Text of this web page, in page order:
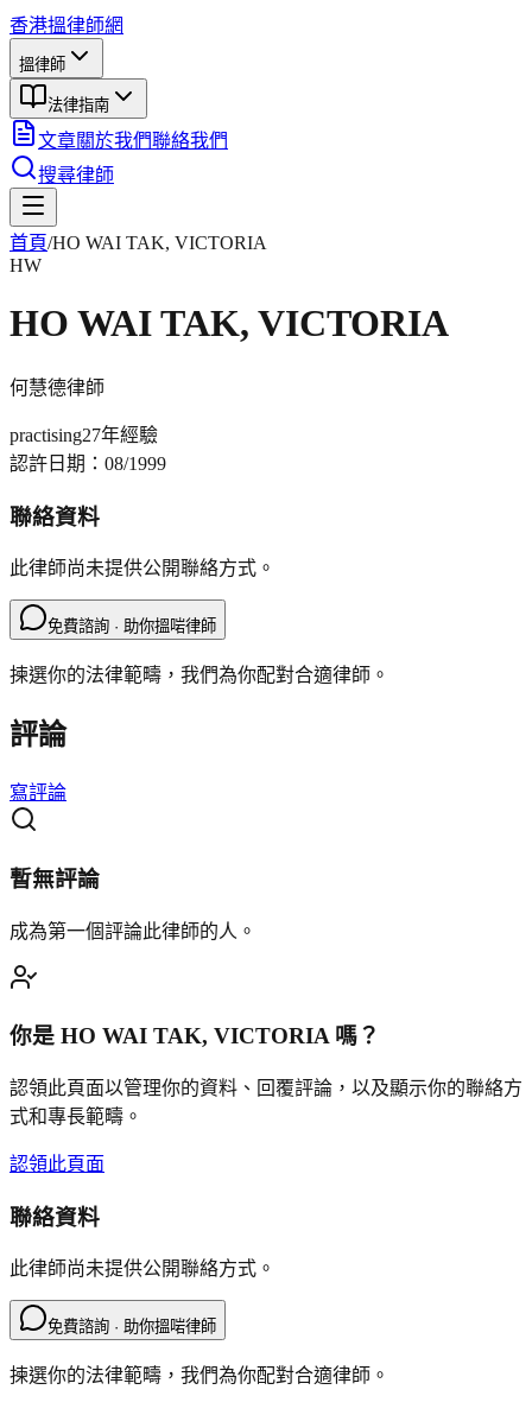
香港搵律師網
搵律師
法律指南
文章關於我們聯絡我們
搜尋律師
首頁/HO WAI TAK, VICTORIA
HW
HO WAI TAK, VICTORIA
何慧德律師
practising27年經驗
認許日期： 08/1999
聯絡資料
此律師尚未提供公開聯絡方式。
免費諮詢 · 助你搵啱律師
揀選你的法律範疇，我們為你配對合適律師。
評論
寫評論
暫無評論
成為第一個評論此律師的人。
你是 HO WAI TAK, VICTORIA嗎？
認領此頁面以管理你的資料、回覆評論，以及顯示你的聯絡方
式和專長範疇。
認領此頁面
聯絡資料
此律師尚未提供公開聯絡方式。
免費諮詢 · 助你搵啱律師
揀選你的法律範疇，我們為你配對合適律師。